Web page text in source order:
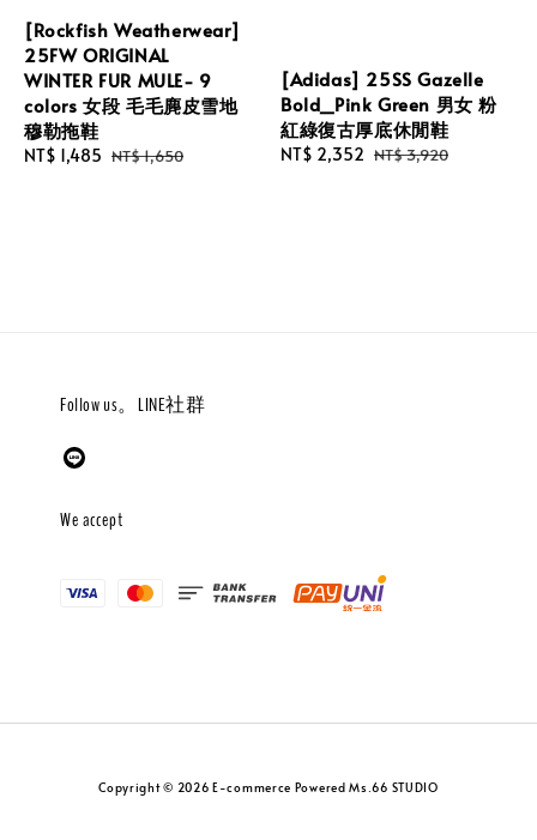
[Rockfish Weatherwear]
25FW ORIGINAL
WINTER FUR MULE- 9
colors 女段 毛毛麂皮雪地
穆勒拖鞋
Sale
NT$ 1,485 Regular
NT$ 1,650
[Adidas] 25SS Gazelle
Bold_Pink Green 男女 粉
紅綠復古厚底休閒鞋
Sale
NT$ 2,352 Regular
NT$ 3,920
Follow us。LINE社群
We accept
Copyright © 2026 E-commerce Powered Ms.66 STUDIO